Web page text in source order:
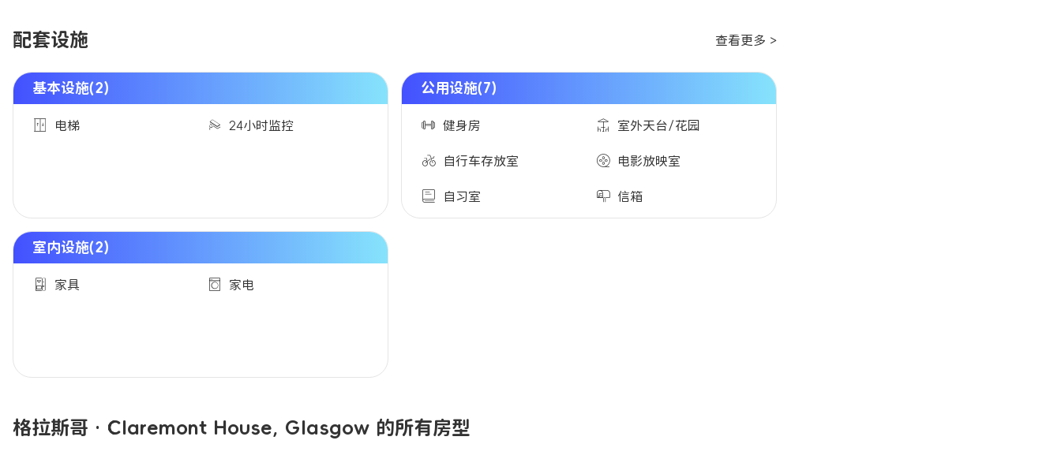
配套设施 查看更多 >
基本设施(2)
电梯 24小时监控
公用设施(7)
健身房 室外天台/花园
自行车存放室 电影放映室
自习室 信箱
室内设施(2)
家具 家电
格拉斯哥 · Claremont House, Glasgow 的所有房型